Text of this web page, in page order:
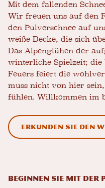
Mit dem fallenden
Wir freuen uns auf den
den Pulverschnee auf
weiße Decke, die sich
Das Alpenglühen der
winterliche Spielzeit; die
Feuers feiert die
muss nicht von hier
fühlen. Willkommen im
Erkunden Sie den
Beginnen Sie mit der